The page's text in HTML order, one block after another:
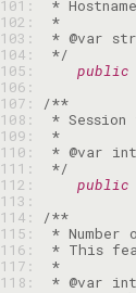
101:
102:
103:
104:
*/
105:
public
106:
107:
108:
109:
110:
111:
*/
112:
public
113:
114:
115:
116:
117:
118: